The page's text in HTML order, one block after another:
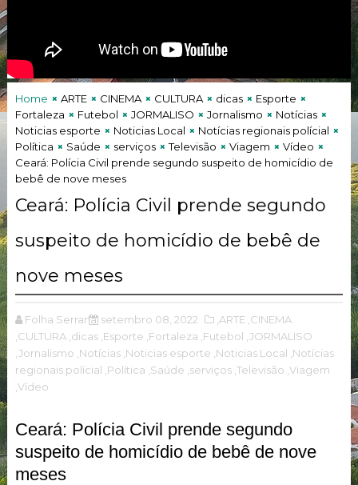
Home ARTE CINEMA CULTURA dicas
Esporte
Fortaleza
Futebol JORMALISO Jornalismo
Notícias
Noticias esporte
Noticias Local
Notícias regionais polícial
Política
Saúde serviços Televisão Viagem
Vídeo
Ceará: Polícia Civil prende segundo suspeito de homicídio de
bebê de nove meses
Ceará: Polícia Civil prende segundo
suspeito de homicídio de bebê de
nove meses
Folha Serrana setembro 08, 2022 ,ARTE ,CINEMA
,CULTURA ,dicas ,Esporte ,Fortaleza ,Futebol ,JORMALISO
,Jornalismo ,Notícias ,Noticias esporte ,Noticias Local ,Notícias
regionais polícial ,Política ,Saúde ,serviços ,Televisão ,Viagem
,Vídeo
Ceará: Polícia Civil prende segundo
suspeito de homicídio de bebê de nove
meses